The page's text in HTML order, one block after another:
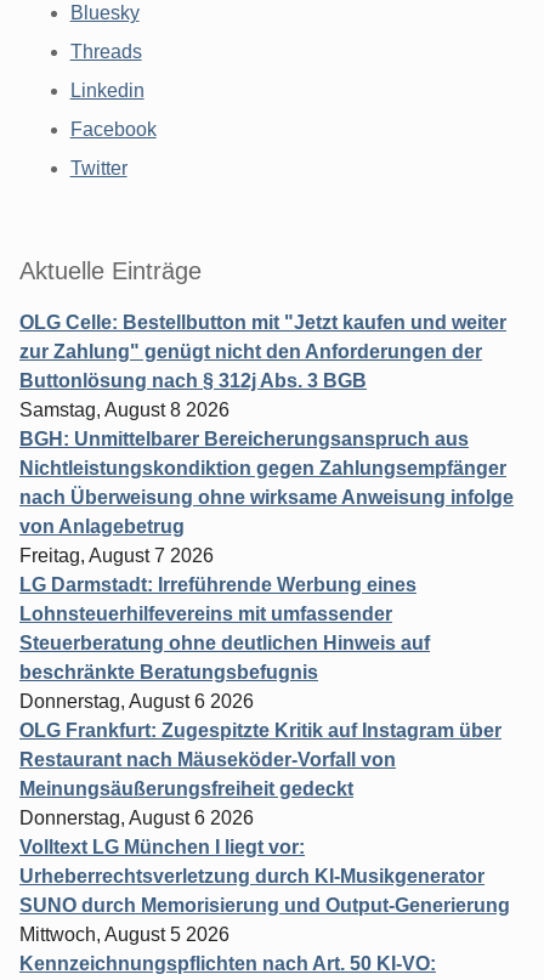
Bluesky
Threads
Linkedin
Facebook
Twitter
Aktuelle Einträge
OLG Celle: Bestellbutton mit "Jetzt kaufen und weiter
zur Zahlung" genügt nicht den Anforderungen der
Buttonlösung nach § 312j Abs. 3 BGB
Samstag, August 8 2026
BGH: Unmittelbarer Bereicherungsanspruch aus
Nichtleistungskondiktion gegen Zahlungsempfänger
nach Überweisung ohne wirksame Anweisung infolge
von Anlagebetrug
Freitag, August 7 2026
LG Darmstadt: Irreführende Werbung eines
Lohnsteuerhilfevereins mit umfassender
Steuerberatung ohne deutlichen Hinweis auf
beschränkte Beratungsbefugnis
Donnerstag, August 6 2026
OLG Frankfurt: Zugespitzte Kritik auf Instagram über
Restaurant nach Mäuseköder-Vorfall von
Meinungsäußerungsfreiheit gedeckt
Donnerstag, August 6 2026
Volltext LG München I liegt vor:
Urheberrechtsverletzung durch KI-Musikgenerator
SUNO durch Memorisierung und Output-Generierung
Mittwoch, August 5 2026
Kennzeichnungspflichten nach Art. 50 KI-VO: